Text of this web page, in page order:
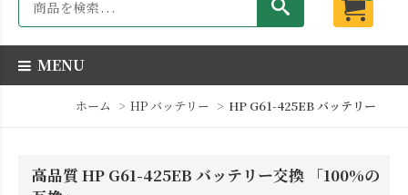
MENU
ホーム HP バッテリー HP G61-425EB バッテリー
高品質 HP G61-425EB バッテリー交換 「100%の